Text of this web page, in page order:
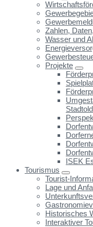
Zahlen,
Wasser und
Projekte
ISEK
Tourismus
Tourist-
Lage und
Historisches
Interaktiver